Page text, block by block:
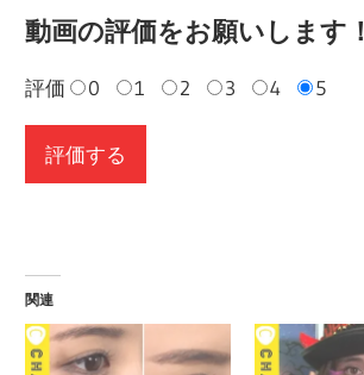
動画の評価をお願いします！
評価 0 1 2 3 4 5
関連